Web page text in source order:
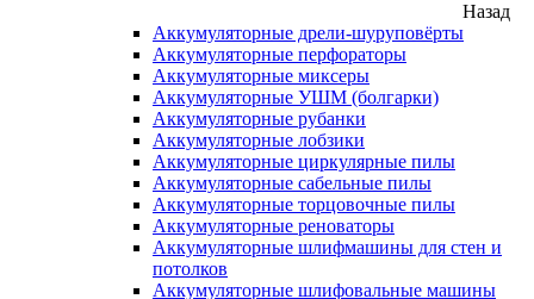
Назад
Аккумуляторные дрели-шуруповёрты
Аккумуляторные перфораторы
Аккумуляторные миксеры
Аккумуляторные УШМ (болгарки)
Аккумуляторные рубанки
Аккумуляторные лобзики
Аккумуляторные циркулярные пилы
Аккумуляторные сабельные пилы
Аккумуляторные торцовочные пилы
Аккумуляторные реноваторы
Аккумуляторные шлифмашины для стен и
потолков
Аккумуляторные шлифовальные машины